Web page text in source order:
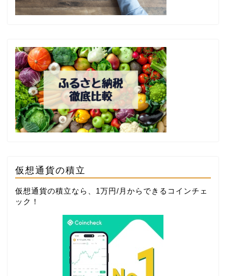
仮想通貨の積立
仮想通貨の積立なら、1万円/月からできる コインチェ
ック ！